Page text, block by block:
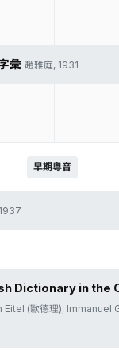
彙 趙雅庭, 1931
早期粵音
Dictionary in the
Eitel (歐德理), Immanuel